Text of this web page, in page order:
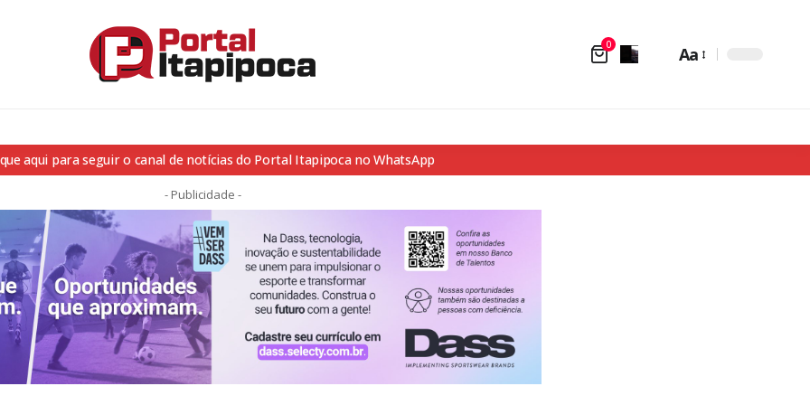
0 Aa
aqui para seguir o canal de notícias do Portal Itapipoca no WhatsApp
- Publicidade -